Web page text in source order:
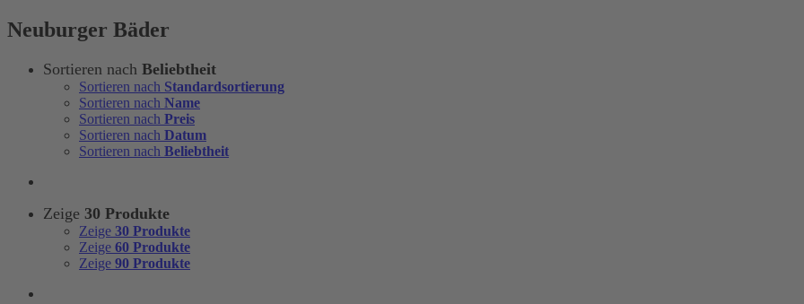
Neuburger Bäder
Sortieren nach Beliebtheit
Sortieren nach Standardsortierung
Sortieren nach Name
Sortieren nach Preis
Sortieren nach Datum
Sortieren nach Beliebtheit
Zeige 30 Produkte
Zeige 30 Produkte
Zeige 60 Produkte
Zeige 90 Produkte